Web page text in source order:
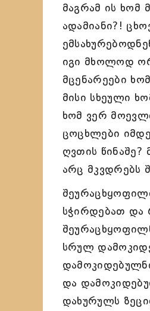
მაგრამ ის ხომ
ადამიანი?!
იგი მხოლოდ
მცენარეები
მისი სხეული
ხომ ვერ
ცოცხლები
ღვთის
არც მკვდრებს
სჭირდებათ და
სრულ
და
დახურულს